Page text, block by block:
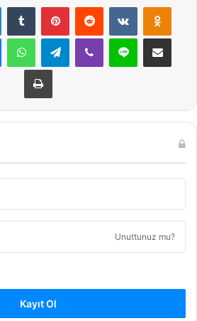
LinkedInTumblr PinterestReddit VKontakte
MessengerWhatsAppTelegramViber Line E-Posta ile
Yazdır
Unuttunuz mu?
Kayıt Ol